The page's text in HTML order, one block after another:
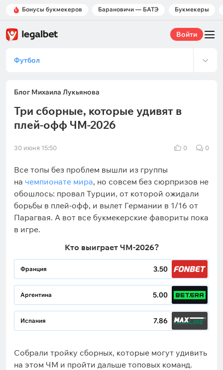
Бонусы букмекеров Барановичи — БАТЭ Букмекеры
Войти
Футбол
Блог Михаила Лукьянова
Три сборные, которые удивят в
плей-офф ЧМ-2026
30 июня 15:50 0 0
Все топы без проблем вышли из группы
на чемпионате мира, но совсем без сюрпризов не
обошлось: провал Турции, от которой ожидали
борьбы в плей-офф, и вылет Германии в 1/16 от
Парагвая. А вот все букмекерские фавориты пока
в игре.
Кто выиграет ЧМ-2026?
Франция 3.50
Аргентина 5.00
Испания 7.86
Собрали тройку сборных, которые могут удивить
на этом ЧМ и пройти дальше топовых команд.